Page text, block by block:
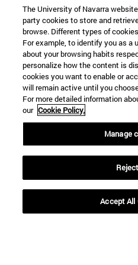
Accesos directos
Biblioteca(abre en
(abre en nueva
Búsqueda de personas
Trabaja con nosotros
The University of Navarra
party cookies to store and
browse. Different types of
For example, to identify you as a
about your browsing habits
personalize how the content is
cookies you want to enable or
will remain active until you
For more detailed information
our Cookie Policy.
Manage
Accept All